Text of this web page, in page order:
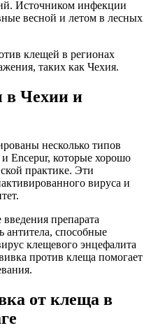
Источником инфекции
весной и летом в лесных
клещей в регионах
таких как Чехия.
в Чехии и
несколько типов
Encepur, которые хорошо
практике. Эти
вируса и
препарата
антитела, способные
клещевого энцефалита
против клеща помогает
от клеща в